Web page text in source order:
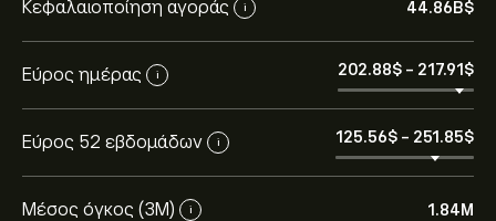
Κεφαλαιοποίηση αγοράς i 44.86B‎$‎
Εύρος ημέρας i 202.88‎$‎ - 217.91‎$‎
Εύρος 52 εβδομάδων i 125.56‎$‎ - 251.85‎$‎
Μέσος όγκος (3Μ) i 1.84M